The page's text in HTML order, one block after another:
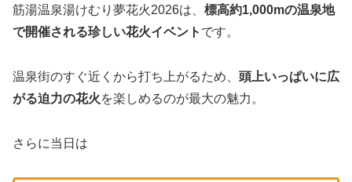
筋湯温泉湯けむり夢花火2026は、 標高約1,000mの温泉地
で開催される珍しい花火イベント です。
温泉街のすぐ近くから打ち上がるため、 頭上いっぱいに広
がる迫力の花火を楽しめるのが最大の魅力。
さらに当日は